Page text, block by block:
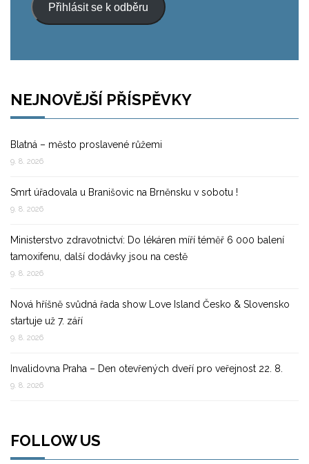
Přihlásit se k odběru
NEJNOVĚJŠÍ PŘÍSPĚVKY
Blatná – město proslavené růžemi
9. 8. 2026
Smrt úřadovala u Branišovic na Brněnsku v sobotu !
9. 8. 2026
Ministerstvo zdravotnictví: Do lékáren míří téměř 6 000 balení
tamoxifenu, další dodávky jsou na cestě
9. 8. 2026
Nová hříšně svůdná řada show Love Island Česko & Slovensko
startuje už 7. září
9. 8. 2026
Invalidovna Praha – Den otevřených dveří pro veřejnost 22. 8.
9. 8. 2026
FOLLOW US